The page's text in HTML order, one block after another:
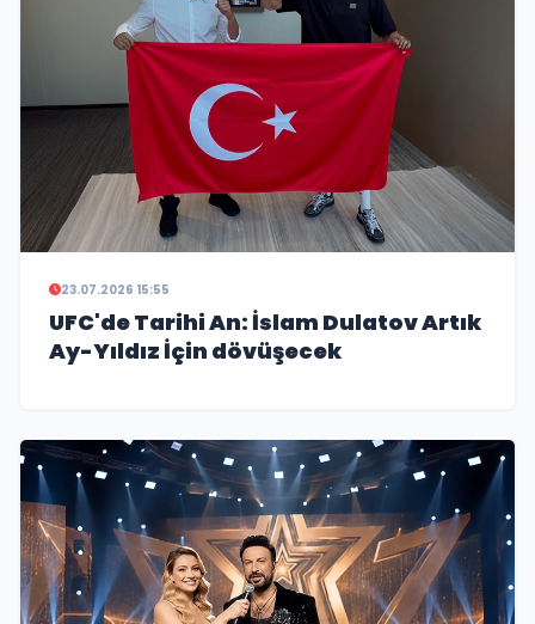
23.07.2026 15:55
UFC'de Tarihi An: İslam Dulatov Artık
Ay-Yıldız İçin dövüşecek